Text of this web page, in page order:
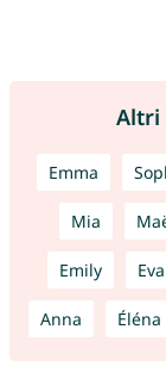
Altri
Emma
Mia
Emily Eva
Anna Éléna